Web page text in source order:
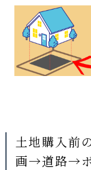
土地購入前
画→道路→